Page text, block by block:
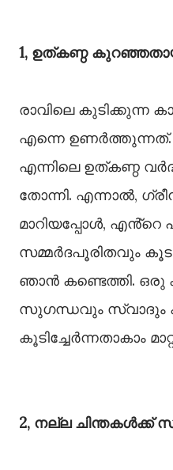
1, ഉത്കണ്ഠ
രാവിലെ കുടിക്കുന്ന
എന്നെ ഉണർത്തുന്നത്.
എന്നിലെ ഉത്കണ്ഠ
തോന്നി. എന്നാൽ,
മാറിയപ്പോൾ, എൻ്റെ
സമ്മർദപൂരിതവും
ഞാൻ കണ്ടെത്തി. ഒരു
സുഗന്ധവും സ്വാദും
കൂടിച്ചേർന്നതാകാം
2, നല്ല ചിന്തകൾക്ക്